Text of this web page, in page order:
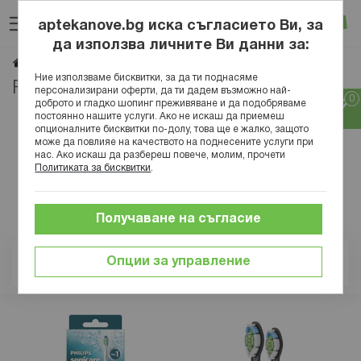
към
съдържанието
Вход
PHILIPS
Позиция
aptekanove.bg иска съгласието Ви, за
да използва личните Ви данни за:
Ние използваме бисквитки, за да ти поднасяме
персонализирани оферти, да ти дадем възможно най-
доброто и гладко шопинг преживяване и да подобряваме
постоянно нашите услуги. Ако не искаш да приемеш
опционалните бисквитки по-долу, това ще е жалко, защото
може да повлияе на качеството на поднесените услуги при
нас. Ако искаш да разбереш повече, молим, прочети
Политиката за бисквитки
Опции за управление
Получаване на съгласие